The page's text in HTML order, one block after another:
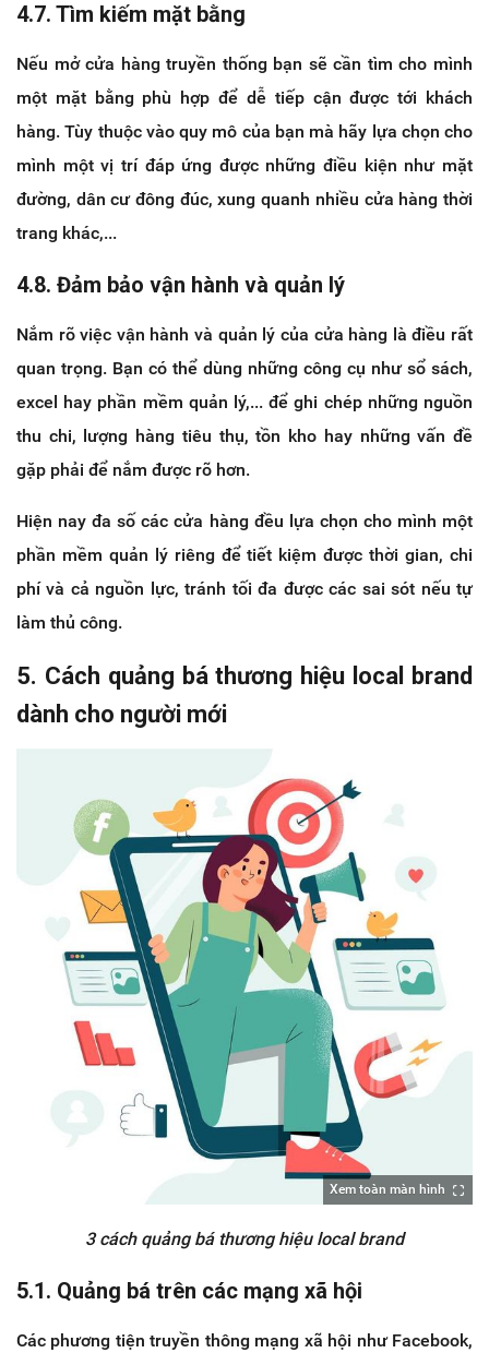
4.7. Tìm kiếm mặt bằng
Nếu mở cửa hàng truyền thống bạn sẽ cần tìm cho mình
một mặt bằng phù hợp để dễ tiếp cận được tới khách
hàng. Tùy thuộc vào quy mô của bạn mà hãy lựa chọn cho
mình một vị trí đáp ứng được những điều kiện như mặt
đường, dân cư đông đúc, xung quanh nhiều cửa hàng thời
trang khác,...
4.8. Đảm bảo vận hành và quản lý
Nắm rõ việc vận hành và quản lý của cửa hàng là điều rất
quan trọng. Bạn có thể dùng những công cụ như sổ sách,
excel hay phần mềm quản lý,... để ghi chép những nguồn
thu chi, lượng hàng tiêu thụ, tồn kho hay những vấn đề
gặp phải để nắm được rõ hơn.
Hiện nay đa số các cửa hàng đều lựa chọn cho mình một
phần mềm quản lý riêng để tiết kiệm được thời gian, chi
phí và cả nguồn lực, tránh tối đa được các sai sót nếu tự
làm thủ công.
5. Cách quảng bá thương hiệu local brand
dành cho người mới
Xem toàn màn hình
3 cách quảng bá thương hiệu local brand
5.1. Quảng bá trên các mạng xã hội
Các phương tiện truyền thông mạng xã hội như Facebook,